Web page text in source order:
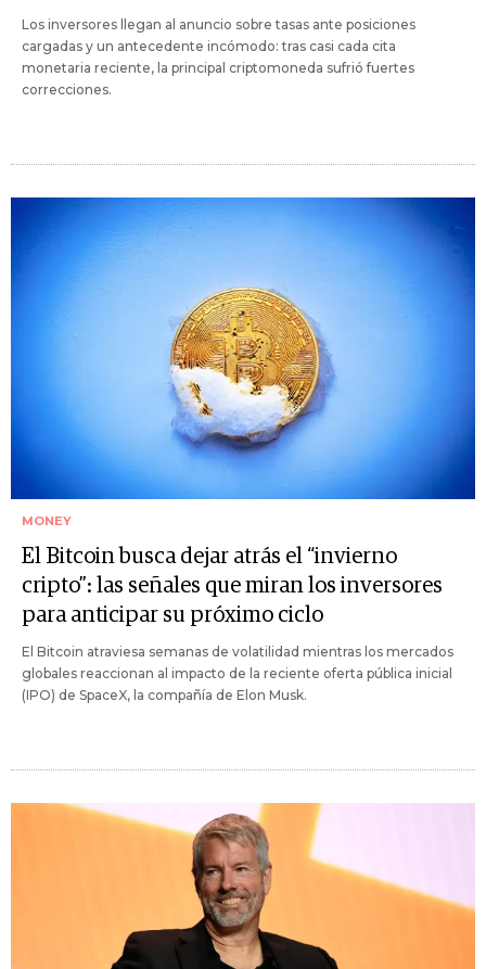
Los inversores llegan al anuncio sobre tasas ante posiciones
cargadas y un antecedente incómodo: tras casi cada cita
monetaria reciente, la principal criptomoneda sufrió fuertes
correcciones.
MONEY
El Bitcoin busca dejar atrás el “invierno
cripto”: las señales que miran los inversores
para anticipar su próximo ciclo
El Bitcoin atraviesa semanas de volatilidad mientras los mercados
globales reaccionan al impacto de la reciente oferta pública inicial
(IPO) de SpaceX, la compañía de Elon Musk.